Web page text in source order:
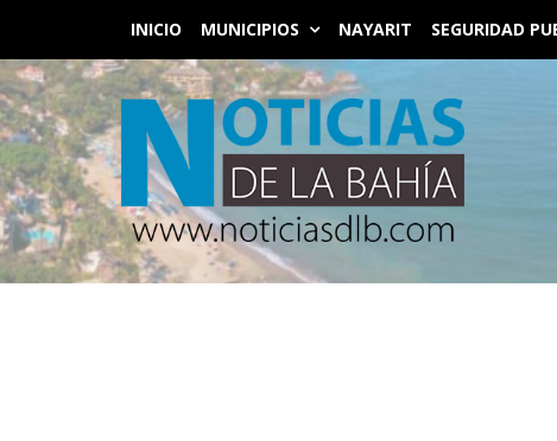
INICIO MUNICIPIOS NAYARIT SEGURIDAD